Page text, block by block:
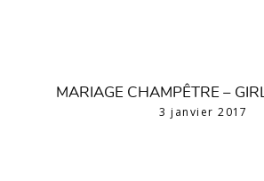
MARIAGE CHAMPÊTRE –
3 janvier 2017